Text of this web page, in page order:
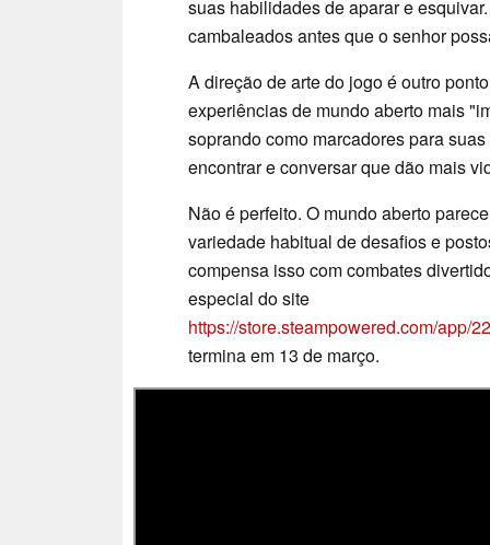
suas habilidades de aparar e
cambaleados antes que o senhor
A direção de arte do jogo é outro
experiências de mundo aberto mais
soprando como marcadores para
encontrar e conversar que dão mais
Não é perfeito. O mundo aberto
variedade habitual de desafios e
compensa isso com combates
especial do site
https://store.steampowered.com/app/
termina em 13 de março.